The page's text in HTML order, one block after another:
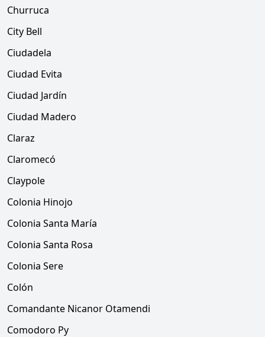
Churruca
City Bell
Ciudadela
Ciudad Evita
Ciudad Jardín
Ciudad Madero
Claraz
Claromecó
Claypole
Colonia Hinojo
Colonia Santa María
Colonia Santa Rosa
Colonia Sere
Colón
Comandante Nicanor Otamendi
Comodoro Py